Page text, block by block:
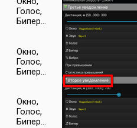
Голос,
Бипер...
Окно,
Голос,
Бипер...
Окно,
Голос,
Бипер...